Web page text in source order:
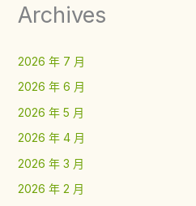
Archives
2026 年 7 月
2026 年 6 月
2026 年 5 月
2026 年 4 月
2026 年 3 月
2026 年 2 月